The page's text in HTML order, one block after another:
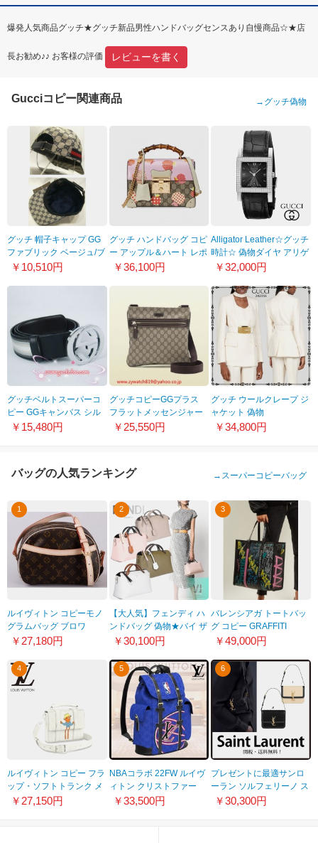
爆発人気商品グッチ★グッチ新品男性ハンドバッグセンスあり自慢商品☆★店
長お勧め♪♪ お客様の評価 レビューを書く
Gucciコピー関連商品 → グッチ偽物
グッチ 帽子キャップ GG
ファブリック ベージュ/ブ
ルー 200035 F4CRG
￥10,510円
グッチ ハンドバッグ コピ
ー アップル＆ハート レポ
ム パドロック オンライン
￥36,100円
Alligator Leather☆グッチ
時計☆ 偽物ダイヤ アリゲ
ーターレザー 腕時計 レデ
￥32,000円
グッチベルトスーパーコ
ピー GGキャンバス シル
バー金具 牛革gu-21
￥15,480円
グッチコピーGGプラス
フラットメッセンジャー
バッグ295257 KGDIG
￥25,550円
グッチ ウールクレープ ジ
ャケット 偽物
737474Z8BFO9045
￥34,800円
バッグの人気ランキング → スーパーコピーバッグ
1
ルイヴィトン コピーモノ
グラムバッグ ブロワ
M51221
￥27,180円
2
【大人気】フェンディ ハ
ンドバッグ 偽物★バイ ザ
ウェイ ミディアム レザー
￥30,100円
3
バレンシアガ トートバッ
グ コピー GRAFFITI
BAZAR SHOPPER バッ
￥49,000円
4
ルイヴィトン コピー フラ
ップ・ソフトトランク メ
ッセンジャー M57407
￥27,150円
5
NBAコラボ 22FW ルイヴ
ィトン クリストファー
MM★バックパック コピ
￥33,500円
6
プレゼントに最適サンロ
ーラン ソルフェリーノ ス
モールサッチェルバッグ
￥30,300円